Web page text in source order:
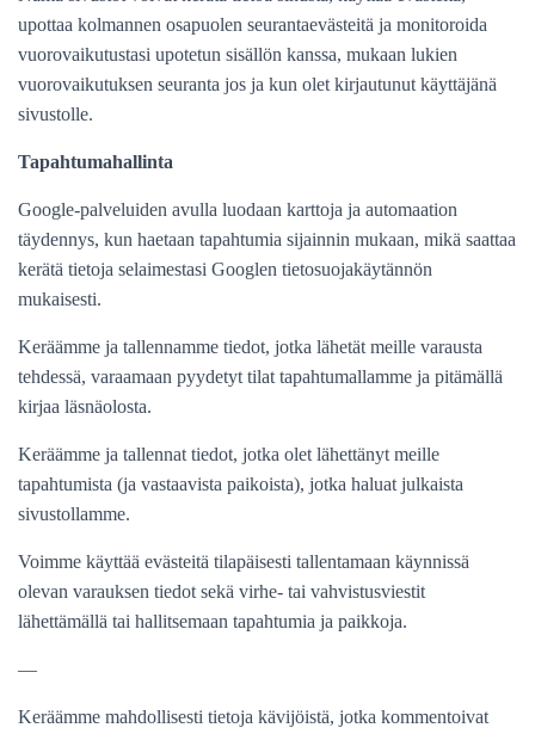
upottaa kolmannen osapuolen seurantaevästeitä ja monitoroida
vuorovaikutustasi upotetun sisällön kanssa, mukaan lukien
vuorovaikutuksen seuranta jos ja kun olet kirjautunut käyttäjänä
sivustolle.
Tapahtumahallinta
Google-palveluiden avulla luodaan karttoja ja automaation
täydennys, kun haetaan tapahtumia sijainnin mukaan, mikä saattaa
kerätä tietoja selaimestasi Googlen tietosuojakäytännön
mukaisesti.
Keräämme ja tallennamme tiedot, jotka lähetät meille varausta
tehdessä, varaamaan pyydetyt tilat tapahtumallamme ja pitämällä
kirjaa läsnäolosta.
Keräämme ja tallennat tiedot, jotka olet lähettänyt meille
tapahtumista (ja vastaavista paikoista), jotka haluat julkaista
sivustollamme.
Voimme käyttää evästeitä tilapäisesti tallentamaan käynnissä
olevan varauksen tiedot sekä virhe- tai vahvistusviestit
lähettämällä tai hallitsemaan tapahtumia ja paikkoja.
—
Keräämme mahdollisesti tietoja kävijöistä, jotka kommentoivat